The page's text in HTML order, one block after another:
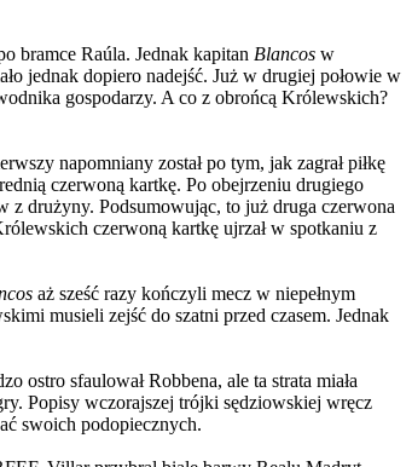
bramce Raúla. Jednak kapitan Blancos w
jednak dopiero nadejść. Już w drugiej połowie w
gospodarzy. A co z obrońcą Królewskich?
napomniany został po tym, jak zagrał piłkę
czerwoną kartkę. Po obejrzeniu drugiego
z drużyny. Podsumowując, to już druga czerwona
czerwoną kartkę ujrzał w spotkaniu z
aż sześć razy kończyli mecz w niepełnym
musieli zejść do szatni przed czasem. Jednak
ostro sfaulował Robbena, ale ta strata miała
Popisy wczorajszej trójki sędziowskiej wręcz
swoich podopiecznych.